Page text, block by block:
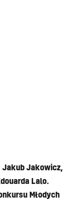
Jakub Jakowicz,
Lalo.
Młodych